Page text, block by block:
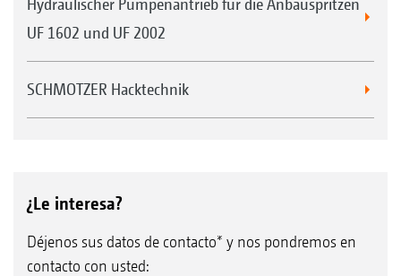
UF 1602 und UF 2002
SCHMOTZER Hacktechnik
¿Le interesa?
Déjenos sus datos de contacto* y nos pondremos en
contacto con usted: